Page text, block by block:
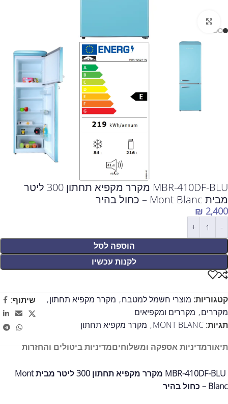
MBR-410DF-BLU מקרר מקפיא תחתון 300 ליטר
מבית Mont Blanc – כחול בהיר
₪ 2,400
הוספה לסל
לקנות עכשיו
קטגוריות: מוצרי חשמל למטבח, מקרר מקפיא תחתון,
מקררים, מקררים ומקפיאים
תגיות: MONT BLANC
, מקרר מקפיא תחתון
שיתוף:
תיאורמדיניות אספקה ומשלוחיםמדיניות ביטולים והחזרות
MBR-410DF-BLU מקרר מקפיא תחתון 300 ליטר מבית Mont
Blanc – כחול בהיר